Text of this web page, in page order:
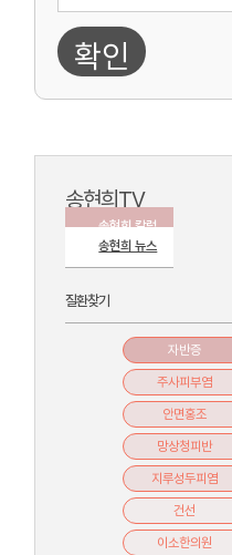
확인
송현희TV
송현희 칼럼
송현희 뉴스
질환찾기
자반증
주사피부염
안면홍조
망상청피반
지루성두피염
건선
이소한의원